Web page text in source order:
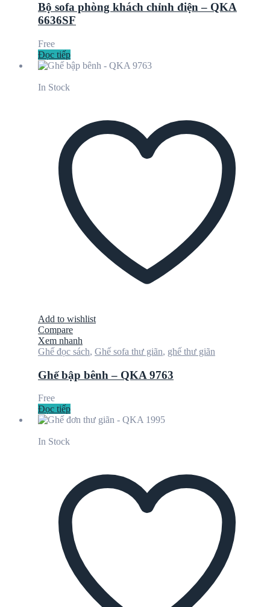
Bộ sofa phòng khách chỉnh điện – QKA
6636SF
Free
Đọc tiếp
In Stock
Add to wishlist
Compare
Xem nhanh
Ghế đọc sách, Ghế sofa thư giãn, ghế thư giãn
Ghế bập bênh – QKA 9763
Free
Đọc tiếp
In Stock